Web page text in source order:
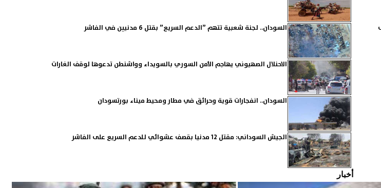
السودان.. لجنة شعبية تتهم ”الدعم السريع” بقتل 6 مدنيين في الفاشر
الاحنلال الصهيوني يهاجم الأمن السوري بالسويداء وواشنطن تدعوها لوقف الغارات
السودان.. انفجارات قوية وحرائق في مطار ومحيط ميناء بورتسودان
الجيش السوداني: مقتل 12 مدنيا بقصف عشوائي للدعم السريع على الفاشر
أخبار